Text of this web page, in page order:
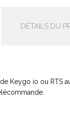
DÉTAILS DU
Keygo io ou RTS